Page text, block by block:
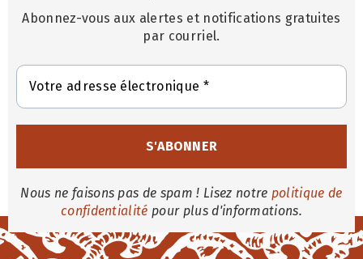
Abonnez-vous aux alertes et notifications gratuites
par courriel.
Nous ne faisons pas de spam ! Lisez notre politique de
confidentialité pour plus d'informations.